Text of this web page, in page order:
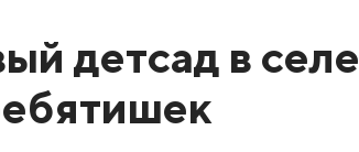
детсад в селе